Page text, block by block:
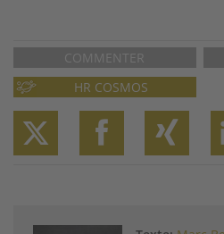
COMMENTER
HR COSMOS